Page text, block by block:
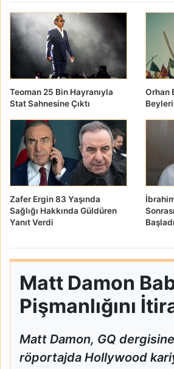
Teoman 25 Bin Hayranıyla
Stat Sahnesine Çıktı
Orhan
Zafer Ergin 83 Yaşında
Sağlığı Hakkında Güldüren
Yanıt Verdi
Başladı
Matt Damon
Pişmanlığını
Matt Damon, GQ
röportajda Hollywood